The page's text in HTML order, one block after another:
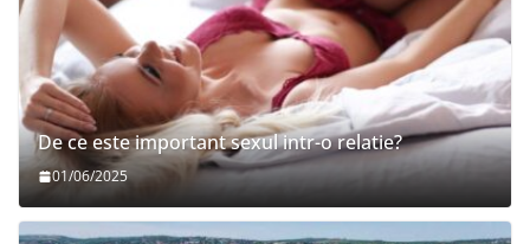
De ce este important sexul intr-o relatie?
01/06/2025